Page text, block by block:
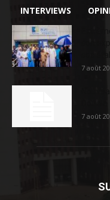
INTERVIEWS
7 août
7 août